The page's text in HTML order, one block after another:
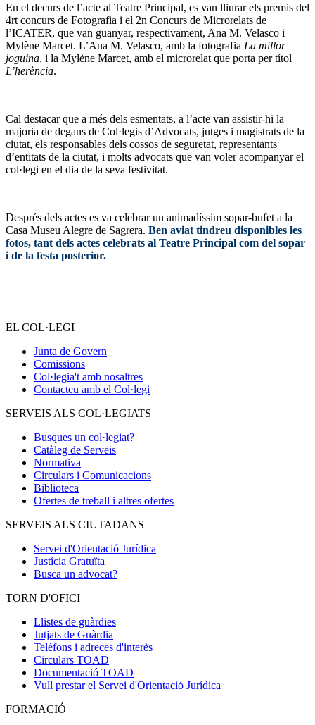
En el decurs de l’acte al Teatre Principal, es van lliurar els premis del
4rt concurs de Fotografia i el 2n Concurs de Microrelats de
l’ICATER, que van guanyar, respectivament, Ana M. Velasco i
Mylène Marcet. L’Ana M. Velasco, amb la fotografia La millor
joguina, i la Mylène Marcet, amb el microrelat que porta per títol
L’herència.
Cal destacar que a més dels esmentats, a l’acte van assistir-hi la
majoria de degans de Col·legis d’Advocats, jutges i magistrats de la
ciutat, els responsables dels cossos de seguretat, representants
d’entitats de la ciutat, i molts advocats que van voler acompanyar el
col·legi en el dia de la seva festivitat.
Després dels actes es va celebrar un animadíssim sopar-bufet a la
Casa Museu Alegre de Sagrera. Ben aviat tindreu disponibles les
fotos, tant dels actes celebrats al Teatre Principal com del sopar
i de la festa posterior.
EL COL·LEGI
Junta de Govern
Comissions
Col·legia't amb nosaltres
Contacteu amb el Col·legi
SERVEIS ALS COL·LEGIATS
Busques un col·legiat?
Catàleg de Serveis
Normativa
Circulars i Comunicacions
Biblioteca
Ofertes de treball i altres ofertes
SERVEIS ALS CIUTADANS
Servei d'Orientació Jurídica
Justícia Gratuïta
Busca un advocat?
TORN D'OFICI
Llistes de guàrdies
Jutjats de Guàrdia
Telèfons i adreces d'interès
Circulars TOAD
Documentació TOAD
Vull prestar el Servei d'Orientació Jurídica
FORMACIÓ